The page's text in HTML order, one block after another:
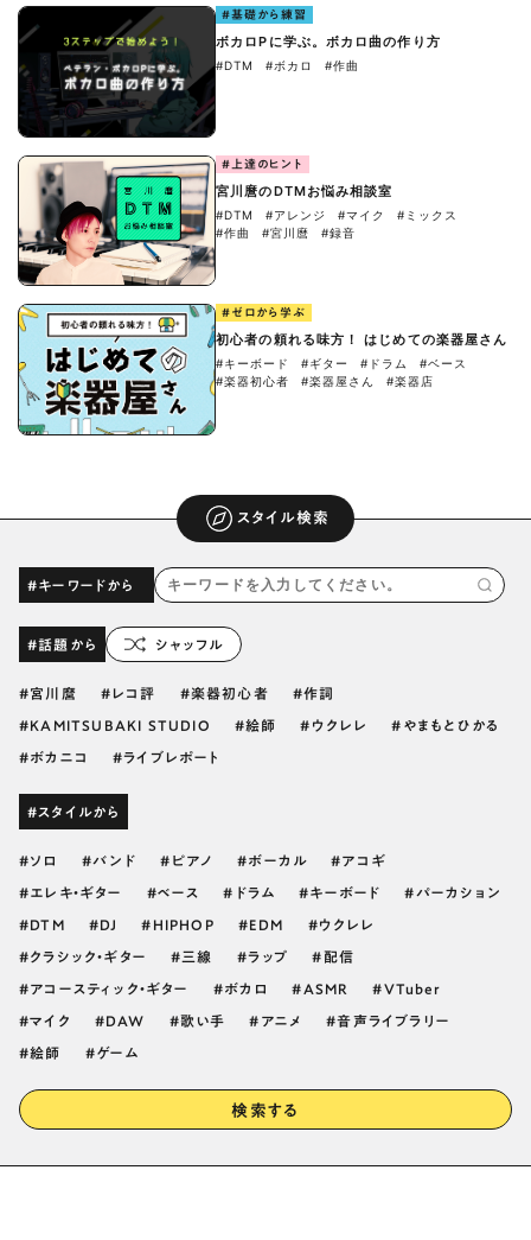
#基礎から練習
ボカロPに学ぶ。ボカロ曲の作り方
#DTM #ボカロ #作曲
#上達のヒント
宮川麿のDTMお悩み相談室
#DTM #アレンジ #マイク
#ミックス
#作曲
#宮川麿 #録音
#ゼロから学ぶ
初心者の頼れる味方！ はじめての楽器屋さん
#キーボード #ギター #ドラム
#ベース
#楽器初心者
#楽器屋さん #楽器店
スタイル検索
#キーワードから
#話題から シャッフル
宮川麿 レコ評 楽器初心者 作詞
KAMITSUBAKI STUDIO 絵師 ウクレレ やまもとひかる
ボカニコ ライブレポート
#スタイルから
ソロ バンド ピアノ ボーカル アコギ
エレキ・ギター ベース ドラム キーボード パーカション
DTM DJ HIPHOP EDM ウクレレ
クラシック・ギター 三線 ラップ 配信
アコースティック・ギター ボカロ ASMR VTuber
マイク DAW 歌い手 アニメ 音声ライブラリー
絵師 ゲーム
検索する